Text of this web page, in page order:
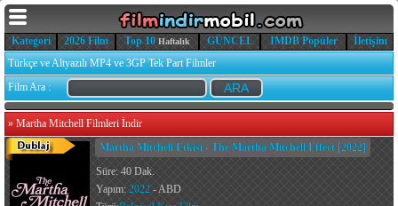
Kategori 2026 Film Top 10 Haftalık GÜNCEL IMDB Popüler
İletişim
Türkçe ve Altyazılı MP4 ve 3GP Tek Part Filmler
Film Ara :
» Martha Mitchell Filmleri İndir
Martha Mitchell Etkisi - The Martha Mitchell Effect [2022]
Süre: 40 Dak.
Yapım: 2022 - ABD